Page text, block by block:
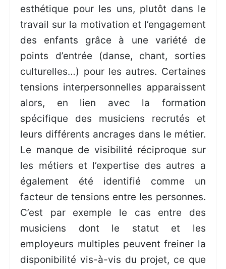
esthétique pour les uns, plutôt dans le
travail sur la motivation et l’engagement
des enfants grâce à une variété de
points d’entrée (danse, chant, sorties
culturelles…) pour les autres. Certaines
tensions interpersonnelles apparaissent
alors, en lien avec la formation
spécifique des musiciens recrutés et
leurs différents ancrages dans le métier.
Le manque de visibilité réciproque sur
les métiers et l’expertise des autres a
également été identifié comme un
facteur de tensions entre les personnes.
C’est par exemple le cas entre des
musiciens dont le statut et les
employeurs multiples peuvent freiner la
disponibilité vis-à-vis du projet, ce que